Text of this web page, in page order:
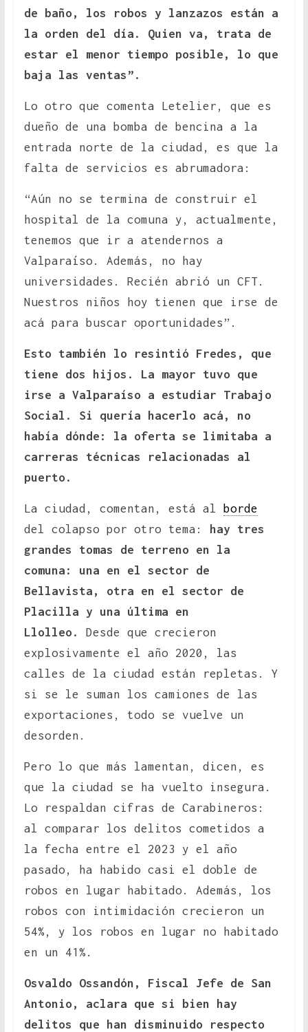
de baño, los robos y lanzazos están a
la orden del día. Quien va, trata de
estar el menor tiempo posible, lo que
baja las ventas”.
Lo otro que comenta Letelier, que es
dueño de una bomba de bencina a la
entrada norte de la ciudad, es que la
falta de servicios es abrumadora:
“Aún no se termina de construir el
hospital de la comuna y, actualmente,
tenemos que ir a atendernos a
Valparaíso. Además, no hay
universidades. Recién abrió un CFT.
Nuestros niños hoy tienen que irse de
acá para buscar oportunidades”.
Esto también lo resintió Fredes, que
tiene dos hijos. La mayor tuvo que
irse a Valparaíso a estudiar Trabajo
Social. Si quería hacerlo acá, no
había dónde: la oferta se limitaba a
carreras técnicas relacionadas al
puerto.
La ciudad, comentan, está al borde
del colapso por otro tema: hay tres
grandes tomas de terreno en la
comuna: una en el sector de
Bellavista, otra en el sector de
Placilla y una última en
Llolleo. Desde que crecieron
explosivamente el año 2020, las
calles de la ciudad están repletas. Y
si se le suman los camiones de las
exportaciones, todo se vuelve un
desorden.
Pero lo que más lamentan, dicen, es
que la ciudad se ha vuelto insegura.
Lo respaldan cifras de Carabineros:
al comparar los delitos cometidos a
la fecha entre el 2023 y el año
pasado, ha habido casi el doble de
robos en lugar habitado. Además, los
robos con intimidación crecieron un
54%, y los robos en lugar no habitado
en un 41%.
Osvaldo Ossandón, Fiscal Jefe de San
Antonio, aclara que si bien hay
delitos que han disminuido respecto